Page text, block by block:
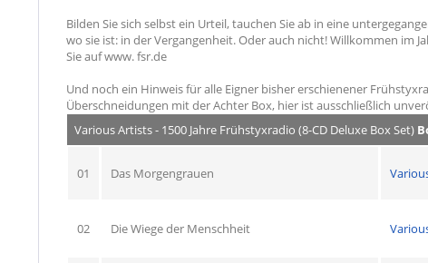
Bilden Sie sich selbst ein Urteil, tauchen Sie ab in eine
wo sie ist: in der Vergangenheit. Oder auch nicht! Willkommen im
Sie auf www. fsr.de
Und noch ein Hinweis für alle Eigner bisher erschienener
Überschneidungen mit der Achter Box, hier ist ausschließlich
Various Artists - 1500 Jahre Frühstyxradio (8-CD Deluxe Box Set)
01 Das Morgengrauen
02 Die Wiege der Menschheit